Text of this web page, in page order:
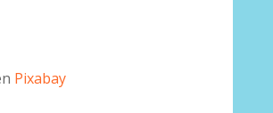
Pixabay